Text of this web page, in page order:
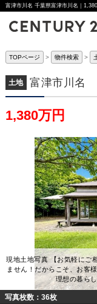
富津市川名 千葉県富津市川名｜
TOPページ 物件検索
土地 富津市川名
1,380万円
現地土地写真 【お気軽にご
ません！だからこそ、お客
理想の暮ら
写真枚数：36枚